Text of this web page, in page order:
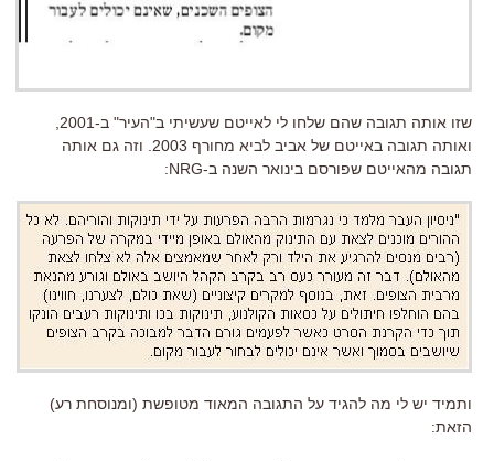
ואותה תגובה באייטם של אביב לביא מחורף 2003. וזה גם אותה
תגובה מהאייטם שפורסם בינואר השנה ב-NRG:
ותמיד יש לי מה להגיד על התגובה המאוד מטופשת (ומנוסחת רע)
הזאת: